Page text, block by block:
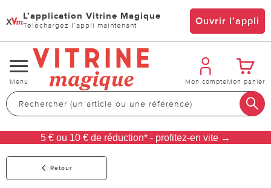
x L’application Vitrine Magique
Téléchargez l’appli maintenant Ouvrir l’appli
Changer
de
navigation
Menu Mon compteMon panier
5 € ou 10 € de réduction* - profitez-en vite →
Retour